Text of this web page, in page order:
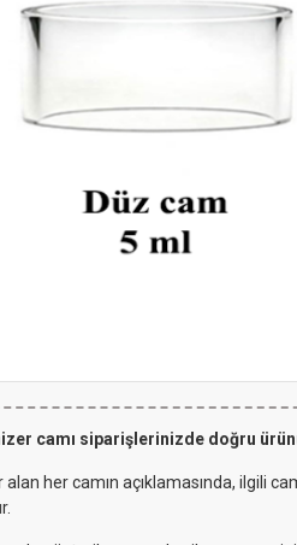
camı siparişlerinizde doğru
her camın açıklamasında, ilgili